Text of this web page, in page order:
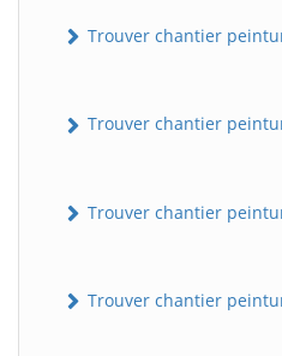
Trouver chantier
Trouver chantier
Trouver chantier
Trouver chantier